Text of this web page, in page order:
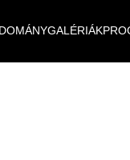
GALÉRIÁK